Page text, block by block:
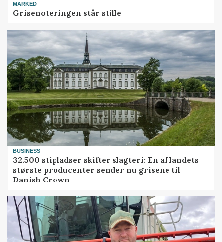
MARKED
Grisenoteringen står stille
BUSINESS
32.500 stipladser skifter slagteri: En af landets
største producenter sender nu grisene til
Danish Crown